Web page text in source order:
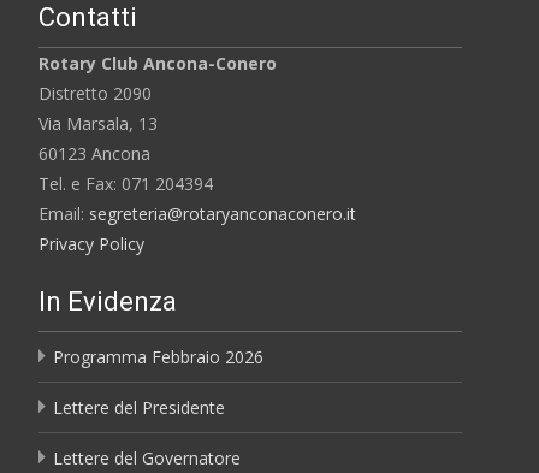
Contatti
Rotary Club Ancona-Conero
Distretto 2090
Via Marsala, 13
60123 Ancona
Tel. e Fax: 071 204394
Email: segreteria@rotaryanconaconero.it
Privacy Policy
In Evidenza
Programma Febbraio 2026
Lettere del Presidente
Lettere del Governatore